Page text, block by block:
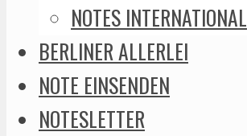
NOTES INTERNATIONAL
BERLINER ALLERLEI
NOTE EINSENDEN
NOTESLETTER